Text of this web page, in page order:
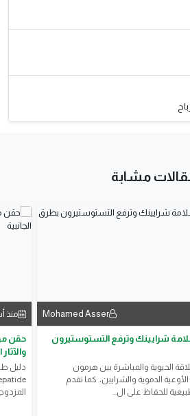
مشابة
Mohamed Asser
شرايينك وترفع التستوستيرون
الحيوية والمباشرة بين هرمون
الدموية والشرايين،. كما تقدم
للحفاظ على ال...
منذ
والآثار